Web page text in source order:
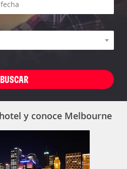
y conoce Melbourne